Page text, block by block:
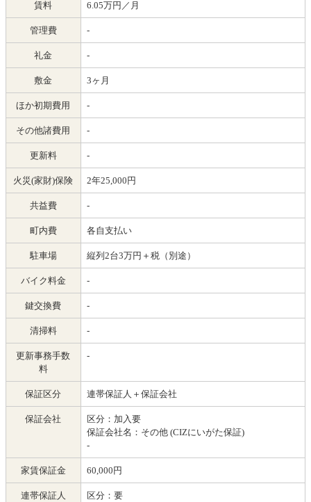
賃料 6.05万円／月
管理費 -
礼金 -
敷金 3ヶ月
ほか初期費用 -
その他諸費用 -
更新料 -
火災(家財)保険 2年25,000円
共益費 -
町内費 各自支払い
駐車場 縦列2台3万円＋税（別途）
バイク料金 -
鍵交換費 -
清掃料 -
更新事務手数
料
-
保証区分 連帯保証人＋保証会社
保証会社
区分：加入要
保証会社名：その他 (CIZにいがた保証)
-
家賃保証金 60,000円
連帯保証人
区分：要